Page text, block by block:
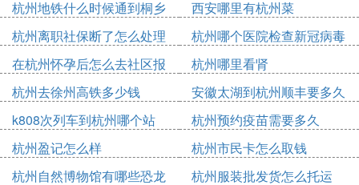
世三岔口，杰作惊天十字坡”，被誉为“江南活武松”的
盖老故居和墓地还是值得瞻仰的。当然一个上午要想
把以上的景点全部游遍，即使走马观花也是几无可
能，如果时间有限，只能依兴趣挑选；如果时间充
裕，则可以分两天游览。
下午建议去杭州的梅家坞泡杯龙井茶，感受一下杭州
人的休闲生活（自己去，切勿听信路边野导的花言巧
语，以防上当。当然，现在的茶叶不见得有多么好，
只是去感受一下这种休闲 的感觉）。如果觉得梅家
杭州地铁什么时候通到桐乡
西安哪里有杭州菜
杭州离职社保断了怎么处理
杭州哪个医院检查新冠病毒
在杭州怀孕后怎么去社区报
备
杭州哪里看肾
杭州去徐州高铁多少钱
安徽太湖到杭州顺丰要多久
k808次列车到杭州哪个站
杭州预约疫苗需要多久
杭州盈记怎么样
杭州市民卡怎么取钱
杭州自然博物馆有哪些恐龙
杭州服装批发货怎么托运